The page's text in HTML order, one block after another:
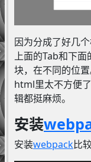
因为分成了好几
上面的Tab和下
块，在不同的位
html里太不方便
辑都挺麻烦。
安装
安装webpack比